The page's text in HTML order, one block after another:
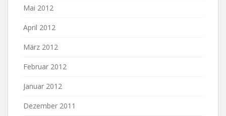
Mai 2012
April 2012
März 2012
Februar 2012
Januar 2012
Dezember 2011